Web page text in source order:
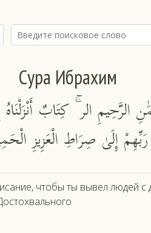
Сура Ибрахим
الرَّحِيمِ الر ۚ كِتَابٌ
إِلَىٰ صِرَاطِ الْعَزِيزِ
чтобы ты вывел людей с